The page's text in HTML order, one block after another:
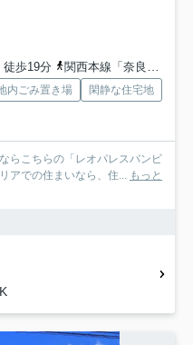
徒歩19分
関西本線「奈良」駅 徒歩20分
内ごみ置き場
閑静な住宅地
らこちらの「レオパレスバンビ
アでの住まいなら、住... もっと